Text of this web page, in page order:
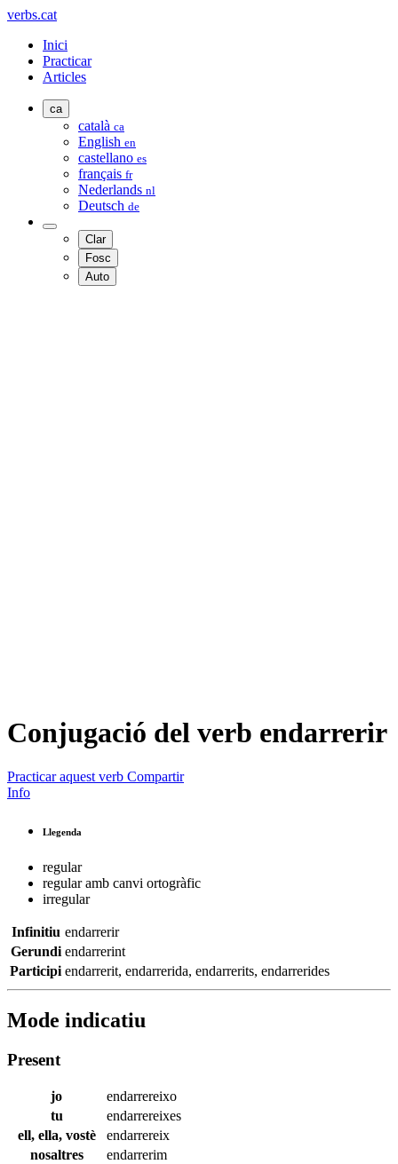
verbs.cat
Inici
Practicar
Articles
ca
català ca
English en
castellano es
français fr
Nederlands nl
Deutsch de
Clar
Fosc
Auto
Conjugació del verb endarrerir
Practicar aquest verb Compartir
Info
Llegenda
regular
regular amb canvi ortogràfic
irregular
Infinitiu endarrerir
Gerundi endarrerint
Participi endarrerit, endarrerida, endarrerits, endarrerides
Mode indicatiu
Present
jo
endarrereixo
tu
endarrereixes
ell, ella, vostè
endarrereix
nosaltres
endarrerim